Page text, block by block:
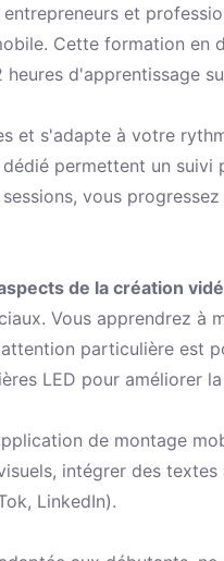
et
Cette formation en
d'apprentissage
et s'adapte à votre
permettent un
vous
de la création
Vous apprendrez à
particulière est
LED pour améliorer
de montage
intégrer des
LinkedIn).